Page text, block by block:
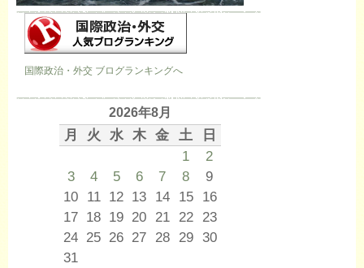
国際政治・外交 ブログランキングへ
2026年8月
月 火 水 木 金 土
日
1
2
3
4 5 6 7 8
9
10 11 12 13 14 15
16
17 18 19 20 21 22
23
24 25 26 27 28 29 30
31